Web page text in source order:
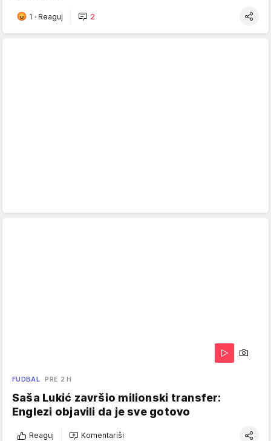
1 · Reaguj 2
FUDBAL PRE 2 H
Saša Lukić završio milionski transfer:
Englezi objavili da je sve gotovo
Reaguj Komentariši